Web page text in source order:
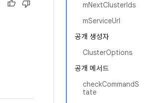
mNextClusterIds
mServiceUrl
공개 생성자
ClusterOptions
공개 메서드
checkCommandS
tate